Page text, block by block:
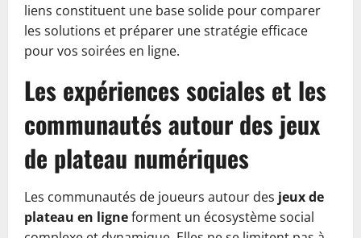
liens constituent une base solide pour comparer
les solutions et préparer une stratégie efficace
pour vos soirées en ligne.
Les expériences sociales et les
communautés autour des jeux
de plateau numériques
Les communautés de joueurs autour des jeux de
plateau en ligneforment un écosystème social